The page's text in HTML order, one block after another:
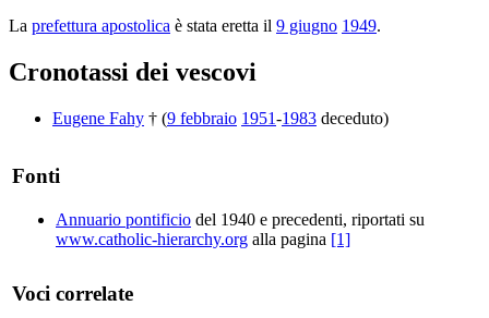
La prefettura apostolica è stata eretta il 9 giugno 1949.
Cronotassi dei vescovi
Eugene Fahy † (9 febbraio 1951-1983 deceduto)
Fonti
Annuario pontificio del 1940 e precedenti, riportati su
www.catholic-hierarchy.org alla pagina [1]
Voci correlate